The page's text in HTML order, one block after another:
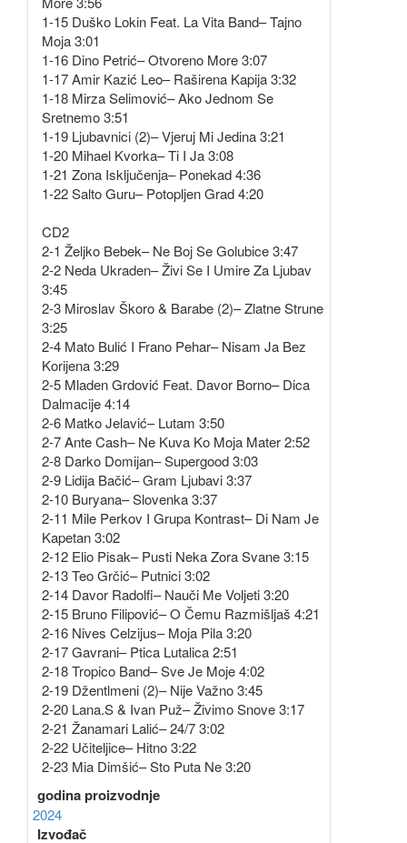
1-15 Duško Lokin Feat. La Vita Band– Tajno
Moja 3:01
1-16 Dino Petrić– Otvoreno More 3:07
1-17 Amir Kazić Leo– Raširena Kapija 3:32
1-18 Mirza Selimović– Ako Jednom Se
Sretnemo 3:51
1-19 Ljubavnici (2)– Vjeruj Mi Jedina 3:21
1-20 Mihael Kvorka– Ti I Ja 3:08
1-21 Zona Isključenja– Ponekad 4:36
1-22 Salto Guru– Potopljen Grad 4:20
CD2
2-1 Željko Bebek– Ne Boj Se Golubice 3:47
2-2 Neda Ukraden– Živi Se I Umire Za Ljubav
3:45
2-3 Miroslav Škoro & Barabe (2)– Zlatne Strune
3:25
2-4 Mato Bulić I Frano Pehar– Nisam Ja Bez
Korijena 3:29
2-5 Mladen Grdović Feat. Davor Borno– Dica
Dalmacije 4:14
2-6 Matko Jelavić– Lutam 3:50
2-7 Ante Cash– Ne Kuva Ko Moja Mater 2:52
2-8 Darko Domijan– Supergood 3:03
2-9 Lidija Bačić– Gram Ljubavi 3:37
2-10 Buryana– Slovenka 3:37
2-11 Mile Perkov I Grupa Kontrast– Di Nam Je
Kapetan 3:02
2-12 Elio Pisak– Pusti Neka Zora Svane 3:15
2-13 Teo Grčić– Putnici 3:02
2-14 Davor Radolfi– Nauči Me Voljeti 3:20
2-15 Bruno Filipović– O Čemu Razmišljaš 4:21
2-16 Nives Celzijus– Moja Pila 3:20
2-17 Gavrani– Ptica Lutalica 2:51
2-18 Tropico Band– Sve Je Moje 4:02
2-19 Džentlmeni (2)– Nije Važno 3:45
2-20 Lana.S & Ivan Puž– Živimo Snove 3:17
2-21 Žanamari Lalić– 24/7 3:02
2-22 Učiteljice– Hitno 3:22
2-23 Mia Dimšić– Sto Puta Ne 3:20
godina proizvodnje
2024
Izvođač